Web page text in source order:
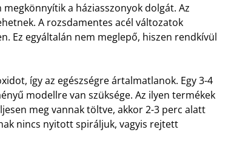
a háziasszonyok dolgát. Az
A rozsdamentes acél változatok
Ez egyáltalán nem meglepő, hiszen rendkívül
így az egészségre ártalmatlanok. Egy 3-4
modellre van szüksége. Az ilyen termékek
meg vannak töltve, akkor 2-3 perc alatt
nincs nyitott spiráljuk, vagyis rejtett